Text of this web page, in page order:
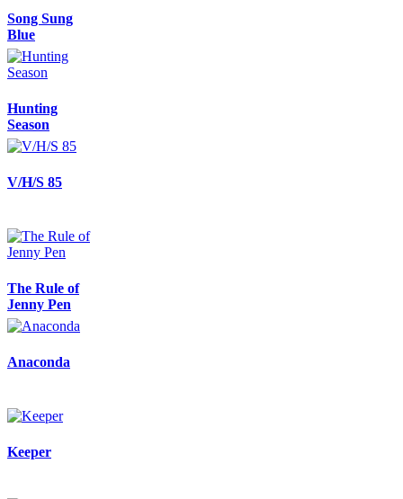
Song Sung
Blue
Hunting
Season
V/H/S 85
The Rule of
Jenny Pen
Anaconda
Keeper